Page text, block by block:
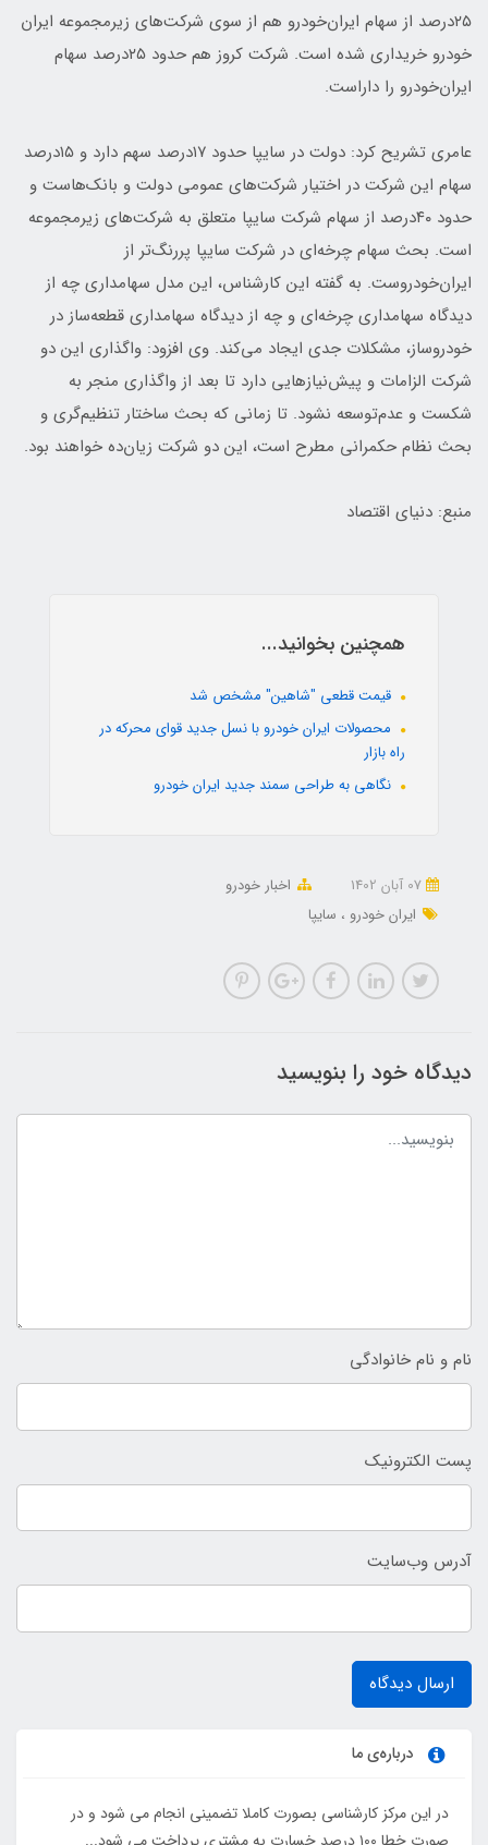
۲۵درصد از سهام ایران‌خودرو هم از سوی شرکت‌های زیرمجموعه ایران
خودرو خریداری شده است. شرکت کروز هم حدود ۲۵درصد سهام
ایران‌خودرو را داراست.
عامری تشریح کرد: دولت در سایپا حدود ۱۷درصد سهم دارد و ۱۵درصد
سهام این شرکت در اختیار شرکت‌های عمومی دولت و بانک‌هاست و
حدود ۴۰درصد از سهام شرکت سایپا متعلق به شرکت‌های زیرمجموعه
است. بحث سهام چرخه‌ای در شرکت سایپا پررنگ‌تر از
ایران‌خودروست. به گفته این کارشناس، این مدل سهامداری چه از
دیدگاه سهامداری چرخه‌ای و چه از دیدگاه سهامداری قطعه‌ساز در
خودروساز، مشکلات جدی ایجاد می‌کند. وی افزود: واگذاری این دو
شرکت الزامات و پیش‌نیاز‌هایی دارد تا بعد از واگذاری منجر به
شکست و عدم‌توسعه نشود. تا زمانی که بحث ساختار تنظیم‌گری و
بحث نظام حکمرانی مطرح است، این دو شرکت زیان‌ده خواهند بود.
منبع: دنیای اقتصاد
همچنین بخوانید...
قیمت قطعی "شاهین" مشخص شد
محصولات ایران خودرو با نسل جدید قوای محرکه در
راه بازار
نگاهی به طراحی سمند جدید ایران خودرو
اخبار خودرو
ایران خودرو
سایپا
دیدگاه خود را بنویسید
نام و نام خانوادگی
پست الکترونیک
آدرس وب‌سایت
ارسال دیدگاه
درباره‌ی ما
در این مرکز کارشناسی بصورت کاملا تضمینی انجام می شود و در